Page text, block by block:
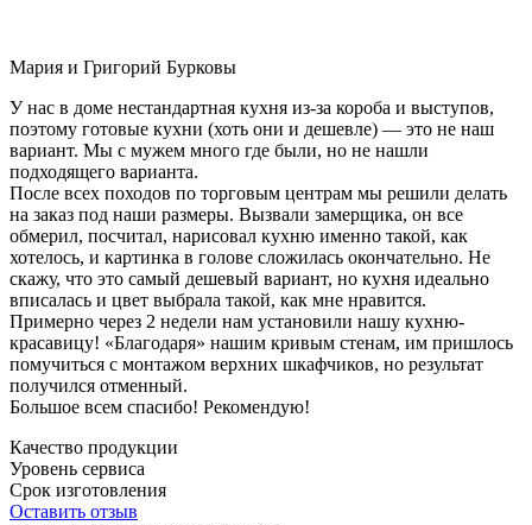
Мария и Григорий Бурковы
У нас в доме нестандартная кухня из-за короба и выступов,
поэтому готовые кухни (хоть они и дешевле) — это не наш
вариант. Мы с мужем много где были, но не нашли
подходящего варианта.
После всех походов по торговым центрам мы решили делать
на заказ под наши размеры. Вызвали замерщика, он все
обмерил, посчитал, нарисовал кухню именно такой, как
хотелось, и картинка в голове сложилась окончательно. Не
скажу, что это самый дешевый вариант, но кухня идеально
вписалась и цвет выбрала такой, как мне нравится.
Примерно через 2 недели нам установили нашу кухню-
красавицу! «Благодаря» нашим кривым стенам, им пришлось
помучиться с монтажом верхних шкафчиков, но результат
получился отменный.
Большое всем спасибо! Рекомендую!
Качество продукции
Уровень сервиса
Срок изготовления
Оставить отзыв